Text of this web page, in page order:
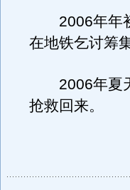
2006年年初
在地铁乞讨筹
2006年夏天
抢救回来。